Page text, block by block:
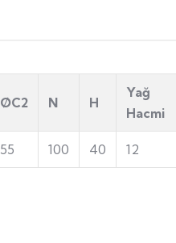
ØC2 N H
Yağ
Hacmi
55 100 40 12